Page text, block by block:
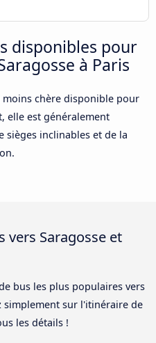
disponibles pour
à Paris
moins chère disponible pour
elle est généralement
sièges inclinables et de la
vers Saragosse et
bus les plus populaires vers
simplement sur l'itinéraire de
les détails !